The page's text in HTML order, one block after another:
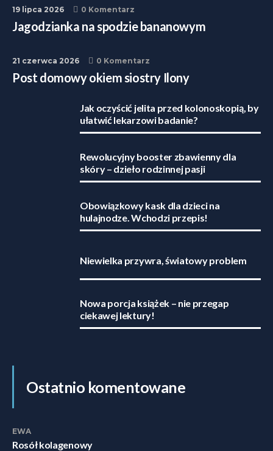
19 lipca 2026 0 Komentarz
Jagodzianka na spodzie bananowym
21 czerwca 2026 0 Komentarz
Post domowy okiem siostry Ilony
Jak oczyścić jelita przed kolonoskopią, by
ułatwić lekarzowi badanie?
Rewolucyjny booster zbawienny dla
skóry – dzieło rodzinnej pasji
Obowiązkowy kask dla dzieci na
hulajnodze. Wchodzi przepis!
Niewielka przywra, światowy problem
Nowa porcja książek – nie przegap
ciekawej lektury!
Ostatnio komentowane
EWA
Rosół kolagenowy